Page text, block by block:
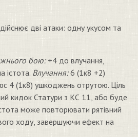
дві атаки: одну укусом та
бою:+4 до влучання,
істота. Влучання:6 (1к8 +2)
4 (1к8) ушкоджень отрутою. Ціль
кидок Статури з КС 11, або буде
може повторювати рятівний
ходу, завершуючи ефект на